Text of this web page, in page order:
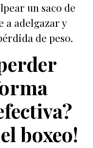
un saco de
a adelgazar y
de peso.
boxeo!